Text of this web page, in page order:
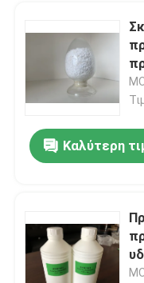
Καλύτερη